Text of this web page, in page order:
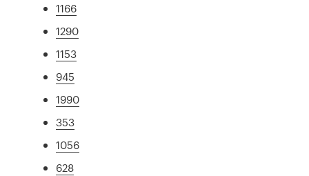
1166
1290
1153
945
1990
353
1056
628